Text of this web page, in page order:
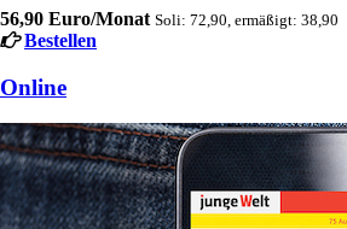
56,90 Euro/Monat Soli: 72,90, ermäßigt: 38,90
Bestellen
Online